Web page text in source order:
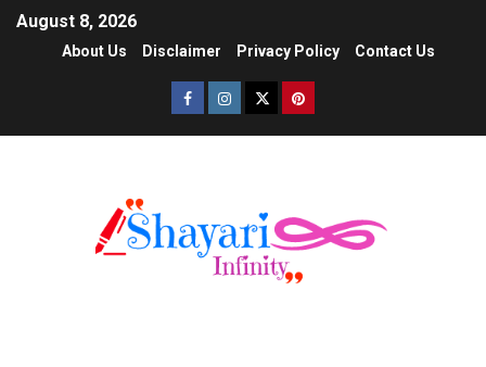
August 8, 2026
About Us Disclaimer Privacy Policy Contact Us